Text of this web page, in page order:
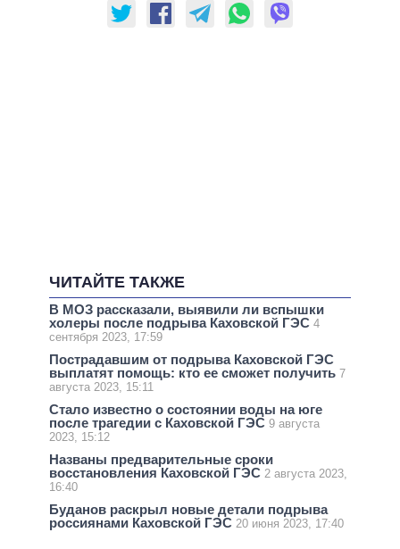
ЧИТАЙТЕ ТАКЖЕ
В МОЗ рассказали, выявили ли вспышки
холеры после подрыва Каховской ГЭС 4
сентября 2023, 17:59
Пострадавшим от подрыва Каховской ГЭС
выплатят помощь: кто ее сможет получить 7
августа 2023, 15:11
Стало известно о состоянии воды на юге
после трагедии с Каховской ГЭС 9 августа
2023, 15:12
Названы предварительные сроки
восстановления Каховской ГЭС 2 августа 2023,
16:40
Буданов раскрыл новые детали подрыва
россиянами Каховской ГЭС 20 июня 2023, 17:40